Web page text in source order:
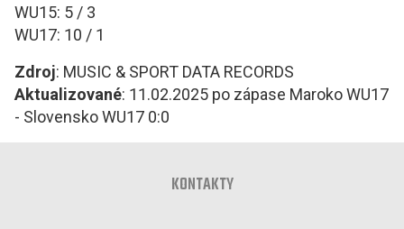
WU15: 5 / 3
WU17: 10 / 1
Zdroj: MUSIC & SPORT DATA RECORDS
Aktualizované: 11.02.2025 po zápase Maroko WU17
- Slovensko WU17 0:0
KONTAKTY